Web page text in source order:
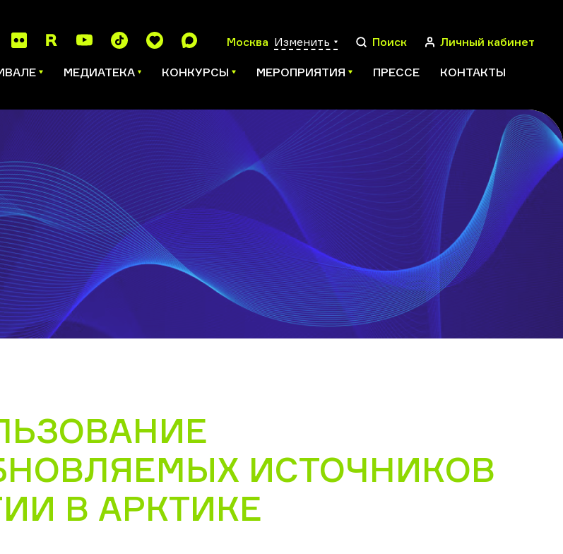
Москва Изменить Поиск
ПОИСК
Личный кабинет
МЕДИАТЕКА КОНКУРСЫ МЕРОПРИЯТИЯ ПРЕССЕ КОНТАКТЫ
ИСТОЧНИКОВ
В АРКТИКЕ